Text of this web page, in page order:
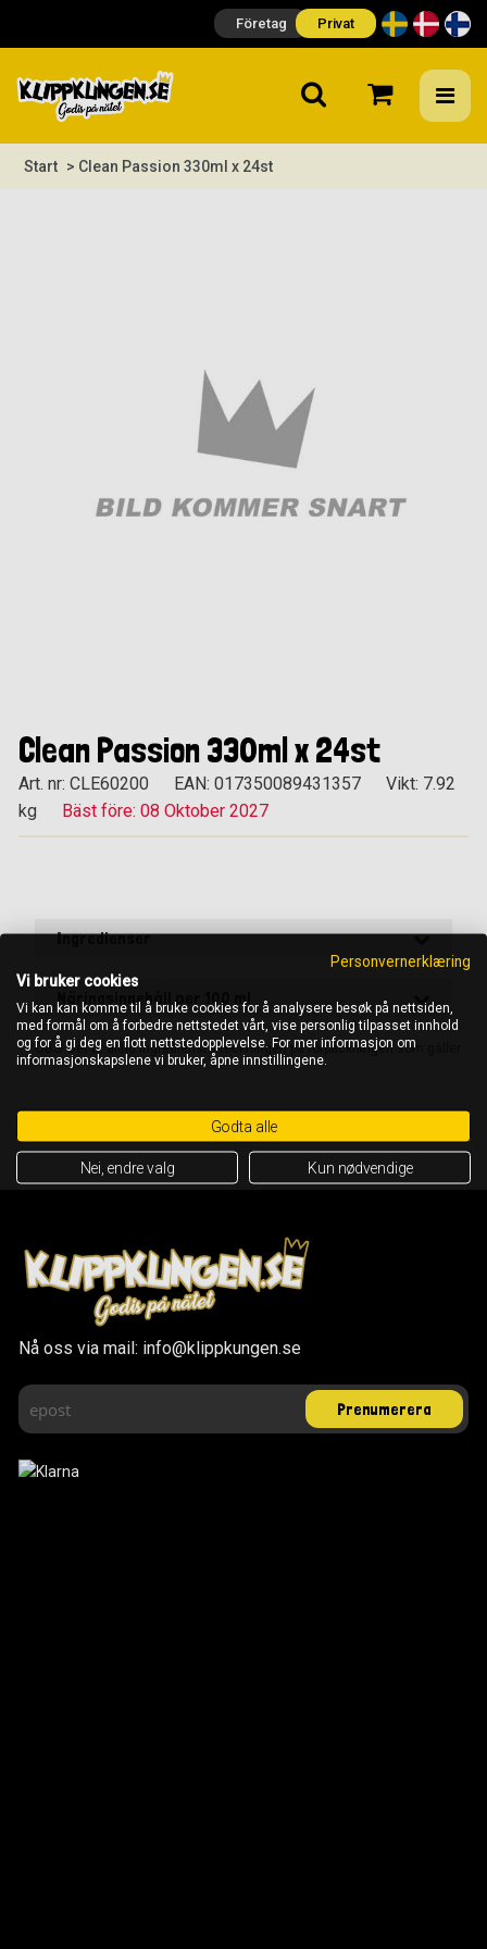
Företag Privat
Start > Clean Passion 330ml x 24st
Clean Passion 330ml x 24st
Art. nr: CLE60200 EAN: 017350089431357
Vikt: 7.92
kg
Bäst före: 08 Oktober 2027
Ingredienser
Näringsinnehåll per 100 ml
OBS! Det är alltid ingrediensförteckningen på förpackningen som gäller
Nå oss via mail: info@klippkungen.se
Personvernerklæring
Vi bruker cookies
Vi kan kan komme til å bruke cookies for å analysere besøk på nettsiden,
med formål om å forbedre nettstedet vårt, vise personlig tilpasset innhold
og for å gi deg en flott nettstedopplevelse. For mer informasjon om
informasjonskapslene vi bruker, åpne innstillingene.
Godta alle
Nei, endre valg Kun nødvendige